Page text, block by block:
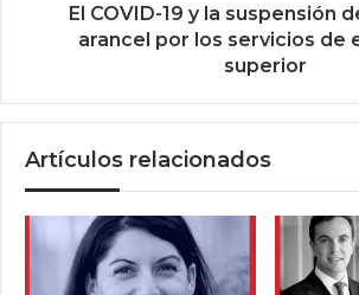
El COVID-19 y la suspensión
arancel por los servicios de
superior
Artículos relacionados